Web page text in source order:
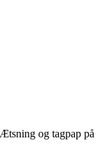
og tagpap på